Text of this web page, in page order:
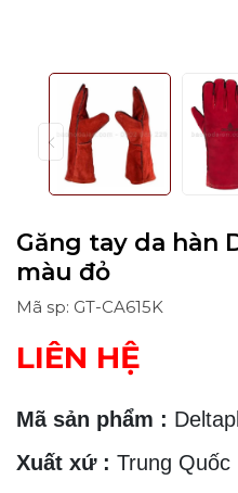
Găng tay da hàn
màu đỏ
Mã sp: GT-CA615K
LIÊN HỆ
Mã sản phẩm :
Xuất xứ : Trung Quốc